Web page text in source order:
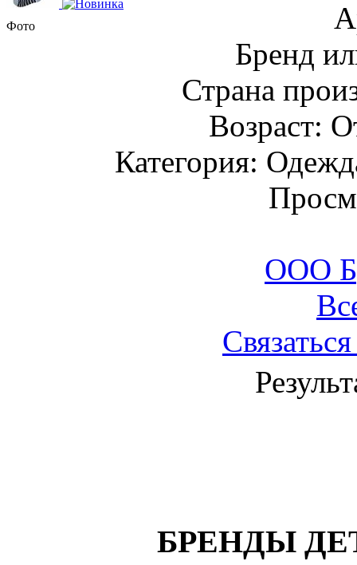
Фото
Бренд
Страна
Возраст:
Категория:
ООО
БРЕНДЫ